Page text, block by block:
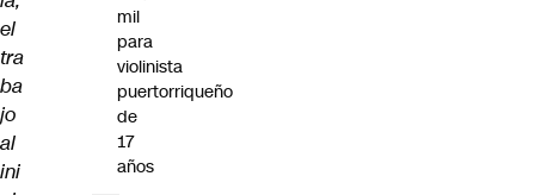
el
tra
ba
jo
al
ini
mil
para
violinista
puertorriqueño
de
17
años